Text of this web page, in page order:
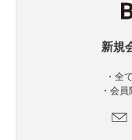
新規
・全
・会